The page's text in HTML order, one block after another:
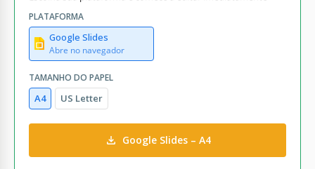
PLATAFORMA
Google Slides
Abre no navegador
TAMANHO DO PAPEL
A4 US Letter
Google Slides – A4